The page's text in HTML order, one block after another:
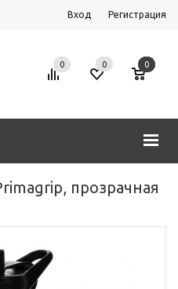
Вход Регистрация
0 0 0
прозрачная